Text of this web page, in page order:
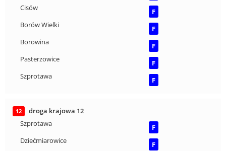
Cisów
F
Borów Wielki
F
Borowina
F
Pasterzowice
F
Szprotawa
F
12
droga krajowa 12
Szprotawa
F
Dziećmiarowice
F